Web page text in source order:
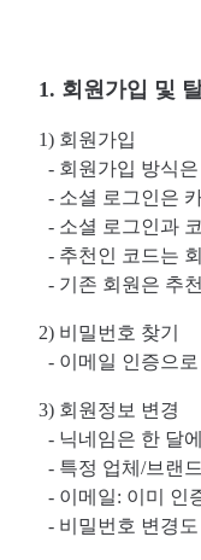
1. 회원가입 및
1) 회원가입
- 회원가입 방식
- 소셜 로그인은
- 소셜 로그인과
- 추천인 코드는
- 기존 회원은 추
2) 비밀번호 찾기
- 이메일 인증으
3) 회원정보 변경
- 닉네임은 한 달
- 특정 업체/브랜
- 이메일: 이미 인
- 비밀번호 변경